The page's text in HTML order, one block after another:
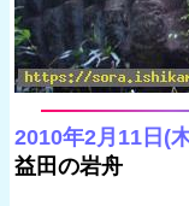
2010年2月11日(
益田の岩舟